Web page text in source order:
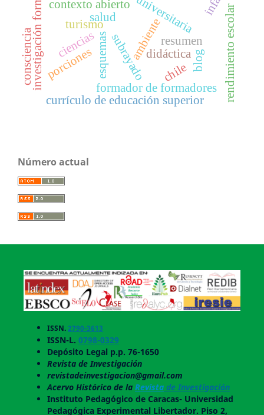
subrayado
salud ambiente
contexto abierto
investigación formativa formador de formadores
chile rendimiento escolar
resumen
esquemas
ciencias
turismo
currículo de educación superior
didáctica blog
porciones
consciencia
Número actual
ISSN.2790-3613
ISSN-L. 0798-0329
Depósito Legal p.p. 76-1650
Revista de Investigación
revistadeinvestigacion@gmail.com
Acervo Histórico de la Revistade Investigación
Instituto Pedagógico de Caracas- Universidad
Pedagógica Experimental Libertador. Piso 2,